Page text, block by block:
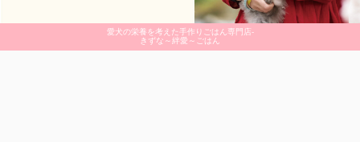
愛犬の栄養を考えた手作りごはん専門店-
きずな～絆愛～ごはん